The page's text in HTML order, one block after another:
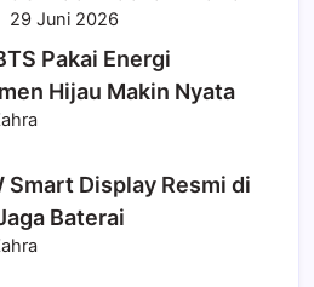
29 Juni 2026
Pakai Energi
Hijau Makin Nyata
Smart Display Resmi di
Baterai